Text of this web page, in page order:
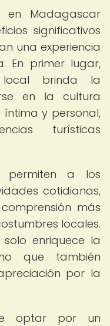
Madagascar
significativos
una experiencia
En primer lugar,
brinda la
en la cultura
y personal,
turísticas
permiten a los
cotidianas,
más
locales.
enriquece la
que también
por la
optar por un